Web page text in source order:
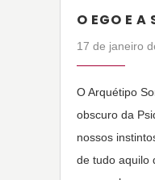
O EGO E A
17 de janeiro
O Arquétipo
obscuro da
nossos
de tudo aquilo